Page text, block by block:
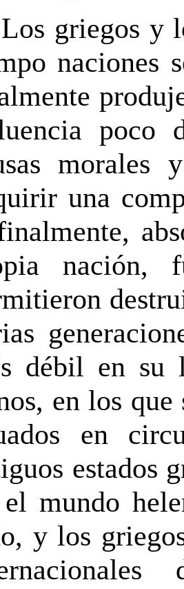
Los griegos y
naciones
poco
morales
una
nación,
débil en su
en los
en
estados
mundo
y los